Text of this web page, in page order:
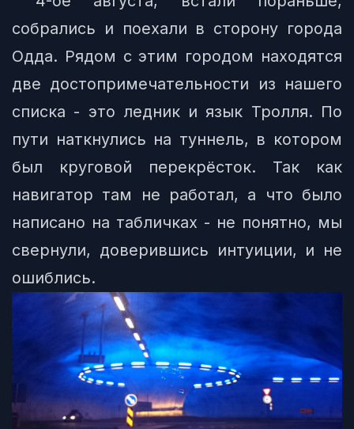
собрались и поехали в сторону города
Одда. Рядом с этим городом находятся
две достопримечательности из нашего
списка - это ледник и язык Тролля. По
пути наткнулись на туннель, в котором
был круговой перекрёсток. Так как
навигатор там не работал, а что было
написано на табличках - не понятно, мы
свернули, доверившись интуиции, и не
ошиблись.